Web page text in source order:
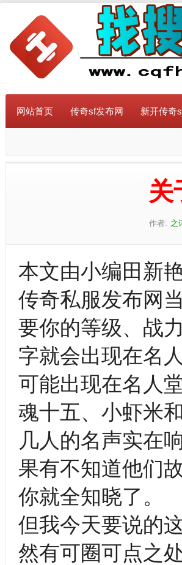
网站首页 传奇sf发布网 新开传奇
关
作者: 之
本文由小编田新
传奇私服发布网
要你的等级、战
字就会出现在名
可能出现在名人堂
魂十五、小虾米
几人的名声实在
果有不知道他们
你就全知晓了。
但我今天要说的
然有可圈可点之